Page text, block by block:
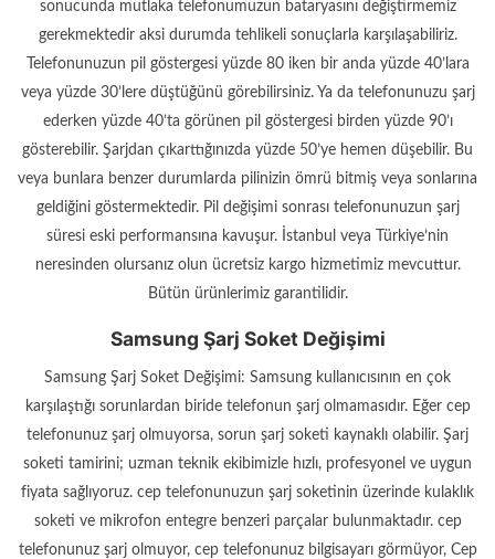
sonucunda mutlaka telefonumuzun bataryasını değiştirmemiz
gerekmektedir aksi durumda tehlikeli sonuçlarla karşılaşabiliriz.
Telefonunuzun pil göstergesi yüzde 80 iken bir anda yüzde 40’lara
veya yüzde 30’lere düştüğünü görebilirsiniz. Ya da telefonunuzu şarj
ederken yüzde 40’ta görünen pil göstergesi birden yüzde 90’ı
gösterebilir. Şarjdan çıkarttığınızda yüzde 50’ye hemen düşebilir. Bu
veya bunlara benzer durumlarda pilinizin ömrü bitmiş veya sonlarına
geldiğini göstermektedir. Pil değişimi sonrası telefonunuzun şarj
süresi eski performansına kavuşur. İstanbul veya Türkiye’nin
neresinden olursanız olun ücretsiz kargo hizmetimiz mevcuttur.
Bütün ürünlerimiz garantilidir.
Samsung Şarj Soket Değişimi
Samsung Şarj Soket Değişimi: Samsung kullanıcısının en çok
karşılaştığı sorunlardan biride telefonun şarj olmamasıdır. Eğer cep
telefonunuz şarj olmuyorsa, sorun şarj soketi kaynaklı olabilir. Şarj
soketi tamirini; uzman teknik ekibimizle hızlı, profesyonel ve uygun
fiyata sağlıyoruz. cep telefonunuzun şarj soketinin üzerinde kulaklık
soketi ve mikrofon entegre benzeri parçalar bulunmaktadır. cep
telefonunuz şarj olmuyor, cep telefonunuz bilgisayarı görmüyor, Cep